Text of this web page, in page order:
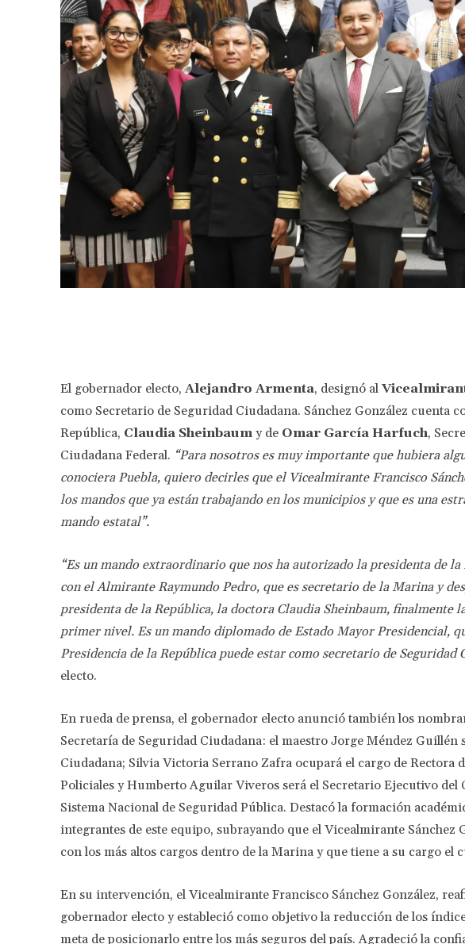
El gobernador electo, Alejandro Armenta, designó al
como Secretario de Seguridad Ciudadana. Sánchez González cuenta
República, Claudia Sheinbaum y de Omar García Harfuch,
Ciudadana Federal. “Para nosotros es muy importante que hubiera
conociera Puebla, quiero decirles que el Vicealmirante Francisco
los mandos que ya están trabajando en los municipios y que es una
mando estatal”.
“Es un mando extraordinario que nos ha autorizado la presidenta de
con el Almirante Raymundo Pedro, que es secretario de la Marina y
presidenta de la República, la doctora Claudia Sheinbaum, finalmente
primer nivel. Es un mando diplomado de Estado Mayor Presidencial,
Presidencia de la República puede estar como secretario de Seguridad
electo.
En rueda de prensa, el gobernador electo anunció también los
Secretaría de Seguridad Ciudadana: el maestro Jorge Méndez Guillén
Ciudadana; Silvia Victoria Serrano Zafra ocupará el cargo de Rectora
Policiales y Humberto Aguilar Viveros será el Secretario Ejecutivo del
Sistema Nacional de Seguridad Pública. Destacó la formación
integrantes de este equipo, subrayando que el Vicealmirante Sánchez
con los más altos cargos dentro de la Marina y que tiene a su cargo el
En su intervención, el Vicealmirante Francisco Sánchez González,
gobernador electo y estableció como objetivo la reducción de los
meta de posicionarlo entre los más seguros del país. Agradeció la